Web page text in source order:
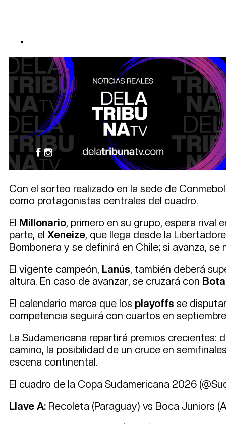
Con el sorteo realizado en la sede de
como protagonistas centrales del cuadro.
El Millonario, primero en su grupo, espera
parte, el Xeneize, que llega desde la
Bombonera y se definirá en Chile; si avanza,
El vigente campeón, Lanús, también deberá
altura. En caso de avanzar, se cruzará con
El calendario marca que los playoffs se
competencia seguirá con cuartos en
La Sudamericana repartirá premios crecientes:
camino, la posibilidad de un cruce en
escena continental.
El cuadro de la Copa Sudamericana 2026
Llave A: Recoleta (Paraguay) vs Boca Juniors